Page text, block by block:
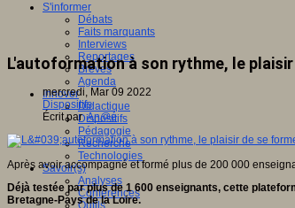
S'informer
Débats
Faits marquants
Interviews
Reportages
Brèves
Agenda
Innover
Didactique
Dispositifs
Pédagogie
Recherche
Technologies
Savoir(s)
Analyses
Conférences
Outils
L'autoformation à son rythme, le
mercredi, Mar 09 2022
Dispositifs
Écrit parAn@é
Après avoir accompagné et formé plus de 200 000
Déjà testée par plus de 1 600 enseignants, cette
Bretagne-Pays de la Loire.